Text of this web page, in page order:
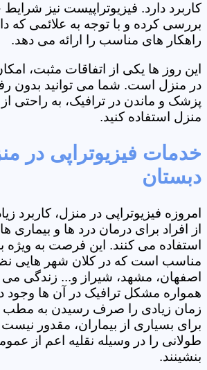
کاربرد دارد. فیزیوتراپیست نیز
بررسی کرده و با توجه به علائمی که
راهکار های مناسب را ارائه می دهد.
این روز ها یکی از اتفاقات مثبت،
در منزل است. شما می توانید بدون
پزشک و ماندن در ترافیک، به راحتی
منزل استفاده کنید.
خدمات فیزیوتراپی در
دبستان
امروزه فیزیوتراپی در منزل، کاربرد
از افراد برای درمان درد ها و
استفاده می کنند. این فرصت به ویژه
مناسب است که در کلان شهر هایی
اصفهان، مشهد، شیراز و... زندگی می
همواره مشکل ترافیک در آن ها وجود
زمان زیادی را صرف رسیدن به مطب
برای بسیاری از بیماران، مقدور
طولانی را در وسیله نقلیه اعم از
بنشینند.